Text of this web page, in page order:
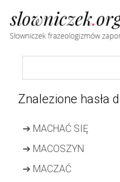
Znalezione hasła
➔ MACHAĆ SIĘ
➔ MACOSZYN
➔ MACZAĆ